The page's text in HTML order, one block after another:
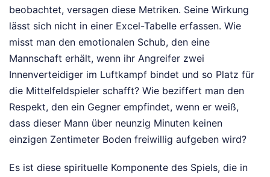
beobachtet, versagen diese Metriken. Seine Wirkung
lässt sich nicht in einer Excel-Tabelle erfassen. Wie
misst man den emotionalen Schub, den eine
Mannschaft erhält, wenn ihr Angreifer zwei
Innenverteidiger im Luftkampf bindet und so Platz für
die Mittelfeldspieler schafft? Wie beziffert man den
Respekt, den ein Gegner empfindet, wenn er weiß,
dass dieser Mann über neunzig Minuten keinen
einzigen Zentimeter Boden freiwillig aufgeben wird?
Es ist diese spirituelle Komponente des Spiels, die in